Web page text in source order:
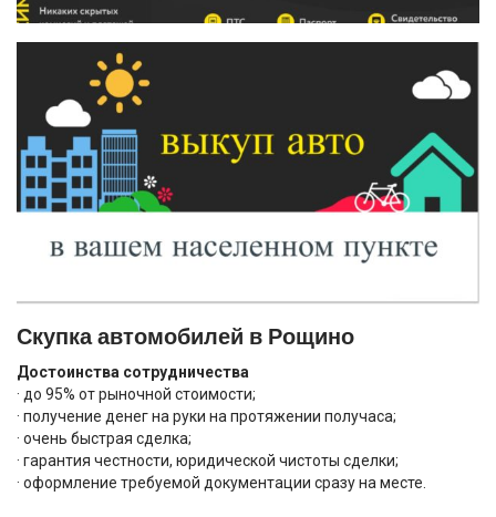
Скупка автомобилей в Рощино
Достоинства сотрудничества
· до 95% от рыночной стоимости;
· получение денег на руки на протяжении получаса;
· очень быстрая сделка;
· гарантия честности, юридической чистоты сделки;
· оформление требуемой документации сразу на месте.